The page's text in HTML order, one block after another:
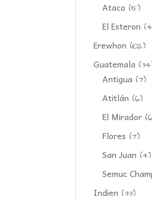
Ataco (5)
El Esteron
Erewhon (102)
Guatemala
Antigua (7)
Atitlán (6)
El Mirador
Flores (7)
San Juan (4)
Semuc
Indien (33)